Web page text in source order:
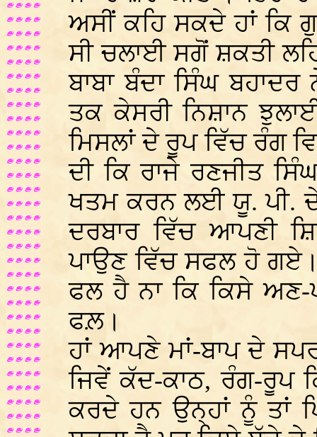
ਅਸੀਂ ਕਹਿ ਸਕਦੇ ਹਾਂ ਕਿ
ਸੀ ਚਲਾਈ ਸਗੋਂ ਸ਼ਕਤੀ
ਬਾਬਾ ਬੰਦਾ ਸਿੰਘ
ਤਕ ਕੇਸਰੀ ਨਿਸ਼ਾਨ
ਮਿਸਲਾਂ ਦੇ ਰੂਪ ਵਿੱਚ ਰੰਗ
ਦੀ ਕਿ ਰਾਜੇ ਰਣਜੀਤ
ਖਤਮ ਕਰਨ ਲਈ ਯੂ. ਪੀ.
ਦਰਬਾਰ ਵਿੱਚ ਆਪਣੀ
ਪਾਉਣ ਵਿੱਚ ਸਫਲ ਹੋ
ਫਲ ਹੈ ਨਾ ਕਿ ਕਿਸੇ ਅਣ-
ਫਲ਼।
ਹਾਂ ਆਪਣੇ ਮਾਂ-ਬਾਪ ਦੇ
ਜਿਵੇਂ ਕੱਦ-ਕਾਠ, ਰੰਗ-ਰੂਪ
ਕਰਦੇ ਹਨ ਉਨ੍ਹਾਂ ਨੂੰ ਤਾਂ